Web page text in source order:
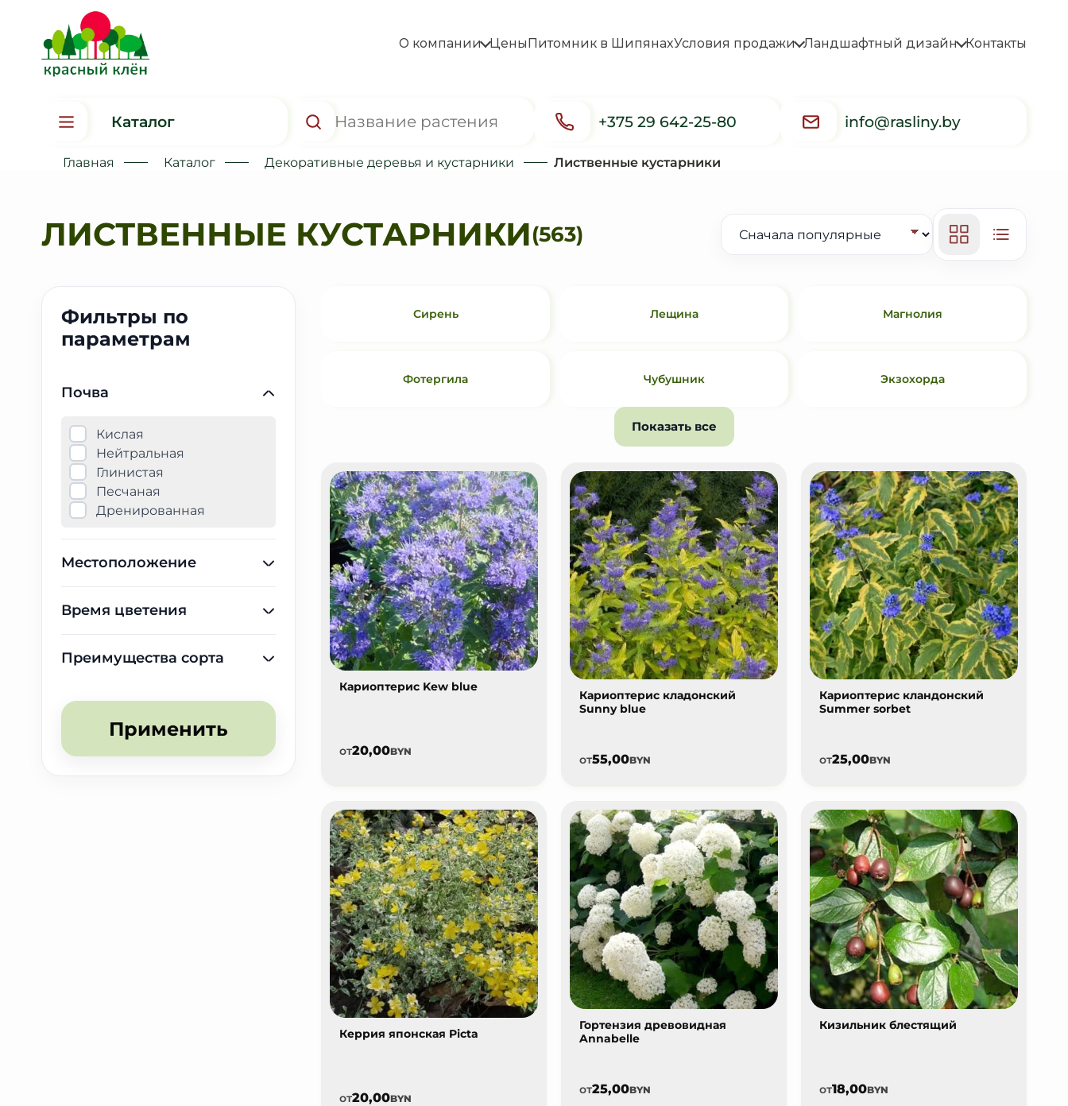
О компании ЦеныПитомник в ШипянахУсловия продажи Ландшафтный дизайн Контакты
Каталог +375 29 642-25-80 info@rasliny.by
Главная Каталог Декоративные деревья и кустарники Лиственные кустарники
ЛИСТВЕННЫЕ КУСТАРНИКИ(563)
Фильтры по
параметрам
Почва
Кислая
Нейтральная
Глинистая
Песчаная
Дренированная
Местоположение
Время цветения
Преимущества сорта
Применить
Сирень Лещина Магнолия
Фотергила Чубушник Экзохорда
Показать все
Кариоптерис Kew blue
от20,00BYN
Кариоптерис кладонский
Sunny blue
от55,00BYN
Кариоптерис кландонский
Summer sorbet
от25,00BYN
Керрия японская Picta
от20,00BYN
Гортензия древовидная
Annabelle
от25,00BYN
Кизильник блестящий
от18,00BYN